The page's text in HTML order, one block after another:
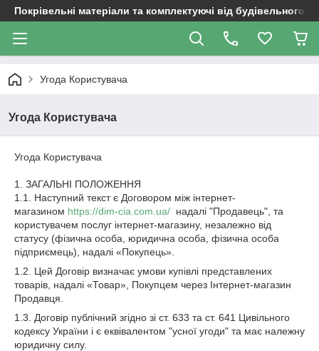
Покрівельні матеріали та комплектуючі від будівельного
Угода Користувача
Угода Користувача
Угода Користувача
1. ЗАГАЛЬНІ ПОЛОЖЕННЯ
1.1. Наступний текст є Договором між інтернет-
магазином https://dim-cia.com.ua/ надалі "Продавець", та
користувачем послуг інтернет-магазину, незалежно від
статусу (фізична особа, юридична особа, фізична особа
підприємець), надалі «Покупець».
1.2. Цей Договір визначає умови купівлі представлених
товарів, надалі «Товар», Покупцем через Інтернет-магазин
Продавця.
1.3. Договір публічний згідно зі ст. 633 та ст. 641 Цивільного
кодексу України і є еквівалентом "усної угоди" та має належну
юридичну силу.